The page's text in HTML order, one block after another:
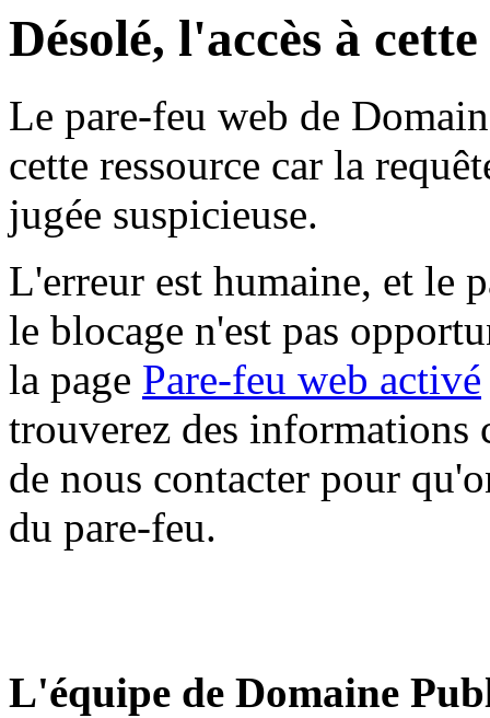
Désolé, l'accès à
Le pare-feu web de
cette ressource car la
jugée suspicieuse.
L'erreur est humaine, et le
le blocage n'est pas
la page Pare-feu web activé
trouverez des informations
de nous contacter pour
du pare-feu.
L'équipe de Domaine